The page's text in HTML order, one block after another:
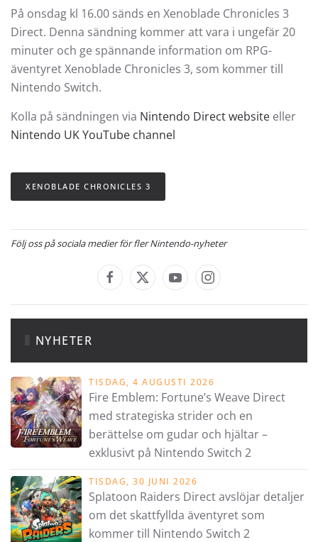
På onsdag kl 16.00 sänds en Xenoblade Chronicles 3
Direct. Denna sändning kommer att vara i ungefär 20
minuter och ge spännande information om RPG-
äventyret Xenoblade Chronicles 3, som kommer till
Nintendo Switch.
Kolla på sändningen via Nintendo Direct website eller
Nintendo UK YouTube channel
XENOBLADE CHRONICLES 3
Följ oss på sociala medier för fler Nintendo-nyheter
NYHETER
TISDAG, 4 AUGUSTI 2026
Fire Emblem: Fortune’s Weave Direct
med strategiska strider och en
berättelse om gudar och hjältar –
exklusivt på Nintendo Switch 2
TISDAG, 30 JUNI 2026
Splatoon Raiders Direct avslöjar detaljer
om det skattfyllda äventyret som
kommer till Nintendo Switch 2